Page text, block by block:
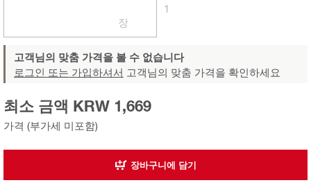
장
1
고객님의 맞춤 가격을 볼 수 없습니다
로그인 또는 가입하셔서 고객님의 맞춤 가격을 확인하세요
가격 (부가세 미포함)
최소 금액 KRW 1,669
장바구니에 담기